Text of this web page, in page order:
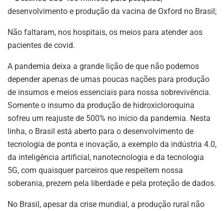
desenvolvimento e produção da vacina de Oxford no Brasil;
Não faltaram, nos hospitais, os meios para atender aos
pacientes de covid.
A pandemia deixa a grande lição de que não podemos
depender apenas de umas poucas nações para produção
de insumos e meios essenciais para nossa sobrevivência.
Somente o insumo da produção de hidroxicloroquina
sofreu um reajuste de 500% no início da pandemia. Nesta
linha, o Brasil está aberto para o desenvolvimento de
tecnologia de ponta e inovação, a exemplo da indústria 4.0,
da inteligência artificial, nanotecnologia e da tecnologia
5G, com quaisquer parceiros que respeitem nossa
soberania, prezem pela liberdade e pela proteção de dados.
No Brasil, apesar da crise mundial, a produção rural não